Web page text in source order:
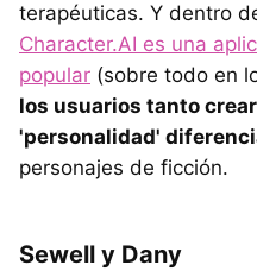
terapéuticas. Y dentro
Character.AI es una
popular (sobre todo en
los usuarios tanto
'personalidad'
personajes de ficción.
Sewell y Dany